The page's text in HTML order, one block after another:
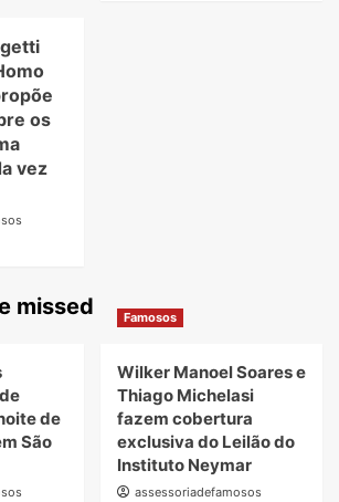
os
vez
missed
de
São
Famosos
Wilker Manoel Soares e
Thiago Michelasi
fazem cobertura
exclusiva do Leilão do
Instituto Neymar
assessoriadefamosos